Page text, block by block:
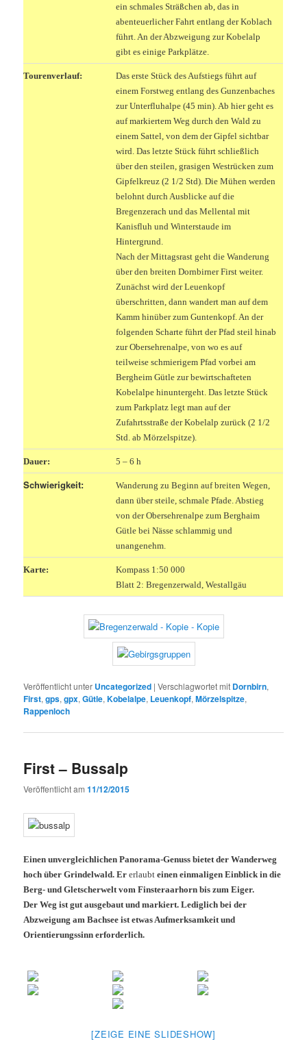
ein schmales Sträßchen ab, das in
abenteuerlicher Fahrt entlang der Koblach
führt. An der Abzweigung zur Kobelalp
gibt es einige Parkplätze.
Tourenverlauf:
Das erste Stück des Aufstiegs führt auf
einem Forstweg entlang des Gunzenbaches
zur Unterfluhalpe (45 min). Ab hier geht es
auf markiertem Weg durch den Wald zu
einem Sattel, von dem der Gipfel sichtbar
wird. Das letzte Stück führt schließlich
über den steilen, grasigen Westrücken zum
Gipfelkreuz (2 1/2 Std). Die Mühen werden
belohnt durch Ausblicke auf die
Bregenzerach und das Mellental mit
Kanisfluh und Winterstaude im
Hintergrund.
Nach der Mittagsrast geht die Wanderung
über den breiten Dornbirner First weiter.
Zunächst wird der Leuenkopf
überschritten, dann wandert man auf dem
Kamm hinüber zum Guntenkopf. An der
folgenden Scharte führt der Pfad steil hinab
zur Obersehrenalpe, von wo es auf
teilweise schmierigem Pfad vorbei am
Bergheim Gütle zur bewirtschafteten
Kobelalpe hinuntergeht. Das letzte Stück
zum Parkplatz legt man auf der
Zufahrtsstraße der Kobelalp zurück (2 1/2
Std. ab Mörzelspitze).
Dauer: 5 – 6 h
Schwierigkeit:
Wanderung zu Beginn auf breiten Wegen,
dann über steile, schmale Pfade. Abstieg
von der Obersehrenalpe zum Berghaim
Gütle bei Nässe schlammig und
unangenehm.
Karte:
Kompass 1:50 000
Blatt 2: Bregenzerwald, Westallgäu
Veröffentlicht unter Uncategorized |Verschlagwortet mit Dornbirn,
First,gps,gpx,Gütle,Kobelalpe, Leuenkopf,Mörzelspitze,
Rappenloch
First – Bussalp
Veröffentlicht am11/12/2015
Einen unvergleichlichen Panorama-Genuss bietet der Wanderweg
hoch über Grindelwald. Ererlaubt einen einmaligen Einblick in die
Berg- und Gletscherwelt vom Finsteraarhorn bis zum Eiger.
Der Weg ist gut ausgebaut und markiert. Lediglich bei der
Abzweigung am Bachsee ist etwas Aufmerksamkeit und
Orientierungssinn erforderlich.
[ZEIGE EINE SLIDESHOW]